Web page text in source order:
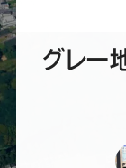
グレー